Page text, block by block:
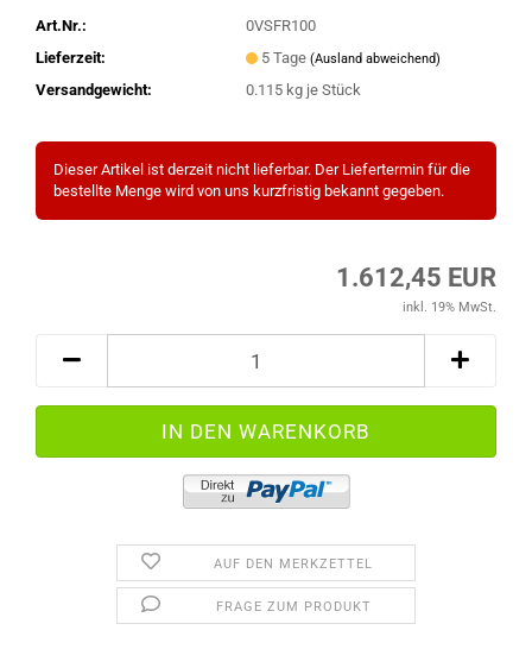
Art.Nr.:
0VSFR100
Lieferzeit:
5 Tage (Ausland abweichend)
Versandgewicht: 0.115kg je Stück
Dieser Artikel ist derzeit nicht lieferbar. Der Liefertermin für die
bestellte Menge wird von uns kurzfristig bekannt gegeben.
1.612,45 EUR
inkl. 19% MwSt.
AUF DEN MERKZETTEL
FRAGE ZUM PRODUKT